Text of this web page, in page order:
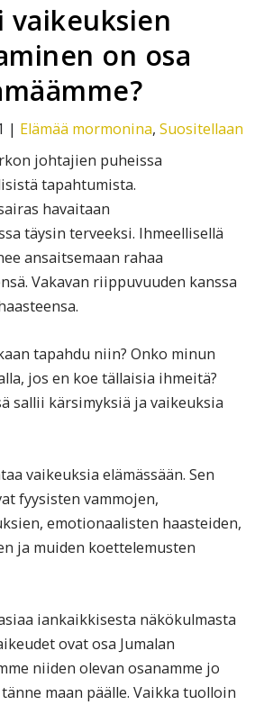
vaikeuksien
on osa
| Elämää mormonina, Suositellaan
johtajien puheissa
tapahtumista.
havaitaan
täysin terveeksi. Ihmeellisellä
ansaitsemaan rahaa
Vakavan riippuvuuden kanssa
tapahdu niin? Onko minun
jos en koe tällaisia ihmeitä?
sallii kärsimyksiä ja vaikeuksia
vaikeuksia elämässään. Sen
fyysisten vammojen,
emotionaalisten haasteiden,
ja muiden koettelemusten
iankaikkisesta näkökulmasta
ovat osa Jumalan
niiden olevan osanamme jo
maan päälle. Vaikka tuolloin